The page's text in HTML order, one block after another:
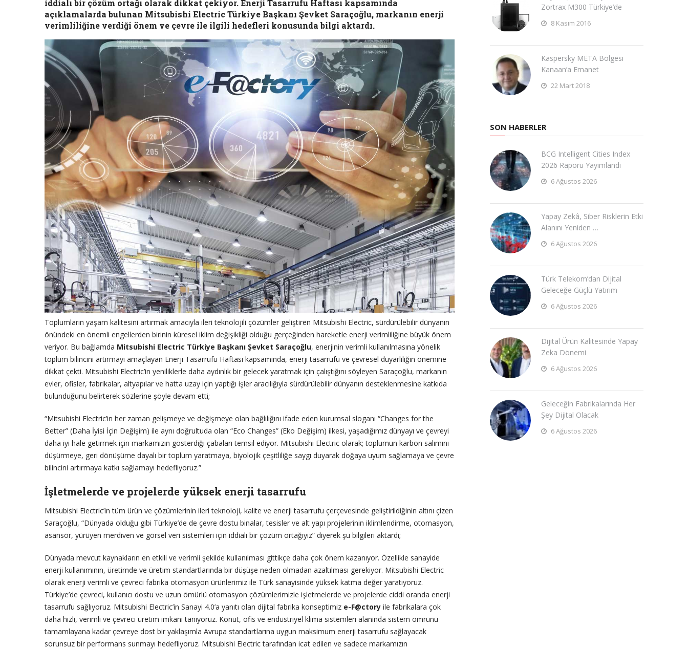
iddialı bir çözüm ortağı olarak dikkat çekiyor. Enerji Tasarrufu Haftası kapsamında
açıklamalarda bulunan Mitsubishi Electric Türkiye Başkanı Şevket Saraçoğlu, markanın enerji
verimliliğine verdiği önem ve çevre ile ilgili hedefleri konusunda bilgi aktardı.
Toplumların yaşam kalitesini artırmak amacıyla ileri teknolojili çözümler geliştiren Mitsubishi Electric, sürdürülebilir dünyanın
önündeki en önemli engellerden birinin küresel iklim değişikliği olduğu gerçeğinden hareketle enerji verimliliğine büyük önem
veriyor. Bu bağlamda Mitsubishi Electric Türkiye Başkanı Şevket Saraçoğlu, enerjinin verimli kullanılmasına yönelik
toplum bilincini artırmayı amaçlayan Enerji Tasarrufu Haftası kapsamında, enerji tasarrufu ve çevresel duyarlılığın önemine
dikkat çekti. Mitsubishi Electric’in yeniliklerle daha aydınlık bir gelecek yaratmak için çalıştığını söyleyen Saraçoğlu, markanın
evler, ofisler, fabrikalar, altyapılar ve hatta uzay için yaptığı işler aracılığıyla sürdürülebilir dünyanın desteklenmesine katkıda
bulunduğunu belirterek sözlerine şöyle devam etti;
“Mitsubishi Electric’in her zaman gelişmeye ve değişmeye olan bağlılığını ifade eden kurumsal sloganı “Changes for the
Better” (Daha İyisi İçin Değişim) ile aynı doğrultuda olan “Eco Changes” (Eko Değişim) ilkesi, yaşadığımız dünyayı ve çevreyi
daha iyi hale getirmek için markamızın gösterdiği çabaları temsil ediyor. Mitsubishi Electric olarak; toplumun karbon salımını
düşürmeye, geri dönüşüme dayalı bir toplum yaratmaya, biyolojik çeşitliliğe saygı duyarak doğaya uyum sağlamaya ve çevre
bilincini artırmaya katkı sağlamayı hedefliyoruz.”
İşletmelerde ve projelerde yüksek enerji tasarrufu
Mitsubishi Electric’in tüm ürün ve çözümlerinin ileri teknoloji, kalite ve enerji tasarrufu çerçevesinde geliştirildiğinin altını çizen
Saraçoğlu, “Dünyada olduğu gibi Türkiye’de de çevre dostu binalar, tesisler ve alt yapı projelerinin iklimlendirme, otomasyon,
asansör, yürüyen merdiven ve görsel veri sistemleri için iddialı bir çözüm ortağıyız” diyerek şu bilgileri aktardı;
Dünyada mevcut kaynakların en etkili ve verimli şekilde kullanılması gittikçe daha çok önem kazanıyor. Özellikle sanayide
enerji kullanımının, üretimde ve üretim standartlarında bir düşüşe neden olmadan azaltılması gerekiyor. Mitsubishi Electric
olarak enerji verimli ve çevreci fabrika otomasyon ürünlerimiz ile Türk sanayisinde yüksek katma değer yaratıyoruz.
Türkiye’de çevreci, kullanıcı dostu ve uzun ömürlü otomasyon çözümlerimizle işletmelerde ve projelerde ciddi oranda enerji
tasarrufu sağlıyoruz. Mitsubishi Electric’in Sanayi 4.0’a yanıtı olan dijital fabrika konseptimiz e-F@ctory ile fabrikalara çok
daha hızlı, verimli ve çevreci üretim imkanı tanıyoruz. Konut, ofis ve endüstriyel klima sistemleri alanında sistem ömrünü
tamamlayana kadar çevreye dost bir yaklaşımla Avrupa standartlarına uygun maksimum enerji tasarrufu sağlayacak
sorunsuz bir performans sunmayı hedefliyoruz. Mitsubishi Electric tarafından icat edilen ve sadece markamızın
Zortrax M300 Türkiye’de
8 Kasım 2016
Kaspersky META Bölgesi
Kanaan’a Emanet
22 Mart 2018
SON HABERLER
BCG Intelligent Cities Index
2026 Raporu Yayımlandı
6 Ağustos 2026
Yapay Zekâ, Siber Risklerin Etki
Alanını Yeniden …
6 Ağustos 2026
Türk Telekom’dan Dijital
Geleceğe Güçlü Yatırım
6 Ağustos 2026
Dijital Ürün Kalitesinde Yapay
Zeka Dönemi
6 Ağustos 2026
Geleceğin Fabrikalarında Her
Şey Dijital Olacak
6 Ağustos 2026